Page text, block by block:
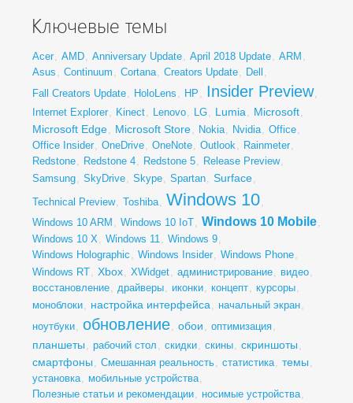
Ключевые темы
Acer, AMD, Anniversary Update, April 2018 Update, ARM ,
Asus , Continuum , Cortana, Creators Update, Dell ,
Fall Creators Update, HoloLens , HP , Insider Preview,
Internet Explorer, Kinect, Lenovo, LG, Lumia, Microsoft,
Microsoft Edge, Microsoft Store, Nokia, Nvidia, Office,
Office Insider, OneDrive, OneNote, Outlook, Rainmeter,
Redstone, Redstone 4, Redstone 5, Release Preview,
Samsung, SkyDrive, Skype, Spartan, Surface,
Technical Preview, Toshiba, Windows 10,
Windows 10 ARM , Windows 10 IoT, Windows 10 Mobile,
Windows 10 X, Windows 11, Windows 9,
Windows Holographic , Windows Insider, Windows Phone,
Windows RT, Xbox, XWidget, администрирование, видео,
восстановление, драйверы, иконки, концепт, курсоры,
моноблоки, настройка интерфейса, начальный экран,
ноутбуки, обновление, обои , оптимизация,
планшеты , рабочий стол , скидки, скины, скриншоты ,
смартфоны , Смешанная реальность, статистика, темы ,
установка, мобильные устройства,
Полезные статьи и рекомендации, носимые устройства,